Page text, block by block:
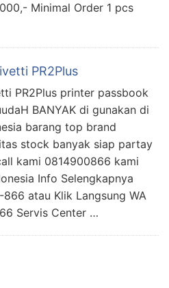
Minimal Order 1 pcs
PR2Plus
PR2Plus printer passbook
BANYAK di gunakan di
barang top brand
stock banyak siap partay
kami 0814900866 kami
Info Selengkapnya
atau Klik Langsung WA
Servis Center …